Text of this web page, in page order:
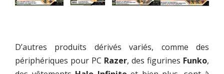
D’autres produits dérivés variés, comme des
périphériques pour PC Razer, des figurines Funko,